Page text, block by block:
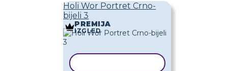
Holi Wor Portret Crno-
bijeli 3
PREMIJA
IZGLED